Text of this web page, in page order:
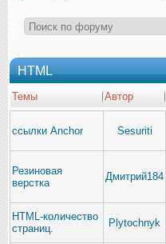
HTML
Темы Автор
ссылки Anchor Sesuriti
Резиновая
верстка
Дмитрий184
HTML-количество
страниц.
Plytochnyk